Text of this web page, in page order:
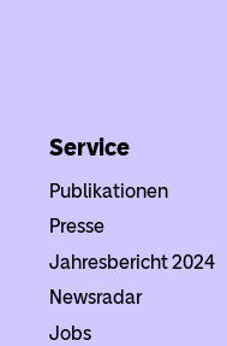
Service
Publikationen
Presse
Jahresbericht 2024
Newsradar
Jobs